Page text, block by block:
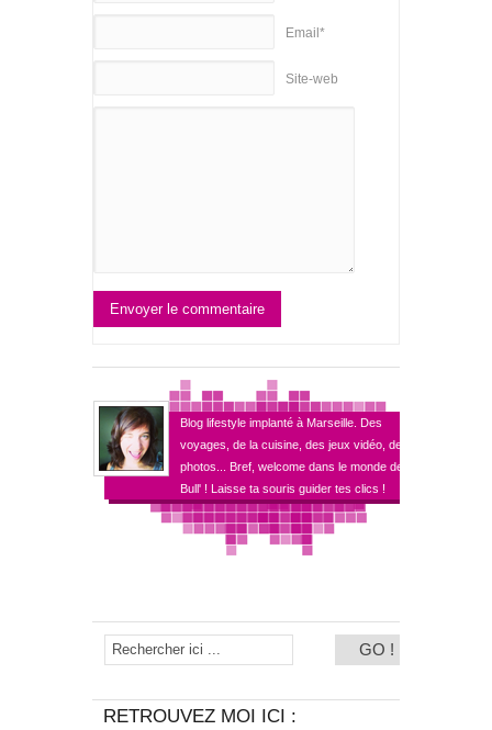
Email*
Site-web
Envoyer le commentaire
Blog lifestyle implanté à Marseille. Des
voyages, de la cuisine, des jeux vidéo, des
photos... Bref, welcome dans le monde de
Bull' ! Laisse ta souris guider tes clics !
RETROUVEZ MOI ICI :